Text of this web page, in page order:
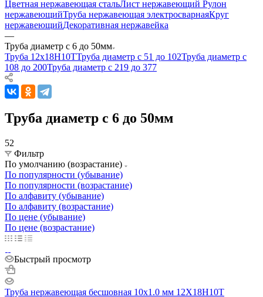
Цветная нержавеющая стальЛист нержавеющий Рулон
нержавеющийТруба нержавеющая электросварнаяКруг
нержавеющийДекоративная нержавейка
—
Труба диаметр с 6 до 50мм
Труба 12х18Н10ТТруба диаметр с 51 до 102Труба диаметр с
108 до 200Труба диаметр с 219 до 377
Труба диаметр с 6 до 50мм
52
Фильтр
По умолчанию (возрастание)
По популярности (убывание)
По популярности (возрастание)
По алфавиту (убывание)
По алфавиту (возрастание)
По цене (убывание)
По цене (возрастание)
Быстрый просмотр
Труба нержавеющая бесшовная 10х1.0 мм 12Х18Н10Т